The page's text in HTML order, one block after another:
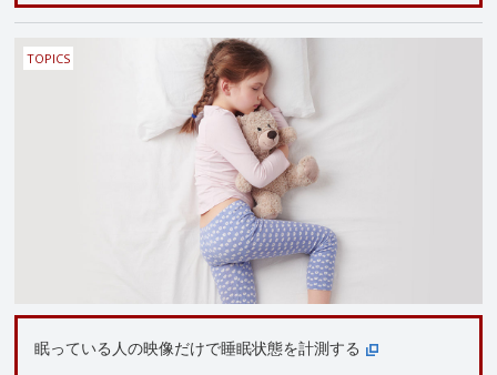
TOPICS
眠っている人の映像だけで睡眠状態を計測する